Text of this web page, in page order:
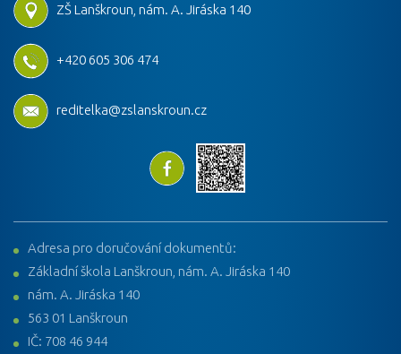
ZŠ Lanškroun, nám. A. Jiráska 140
+420 605 306 474
reditelka@zslanskroun.cz
Adresa pro doručování dokumentů:
Základní škola Lanškroun, nám. A. Jiráska 140
nám. A. Jiráska 140
563 01 Lanškroun
IČ: 708 46 944